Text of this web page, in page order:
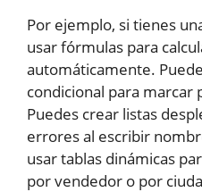
Por ejemplo, si tienes
usar fórmulas para
automáticamente.
condicional para marcar
Puedes crear listas
errores al escribir
usar tablas dinámicas
por vendedor o por